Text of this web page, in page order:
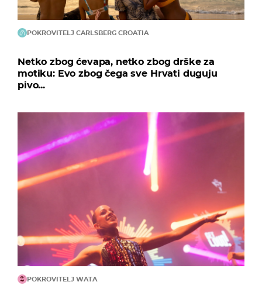
POKROVITELJ CARLSBERG CROATIA
Netko zbog ćevapa, netko zbog drške za
motiku: Evo zbog čega sve Hrvati duguju
pivo...
POKROVITELJ WATA